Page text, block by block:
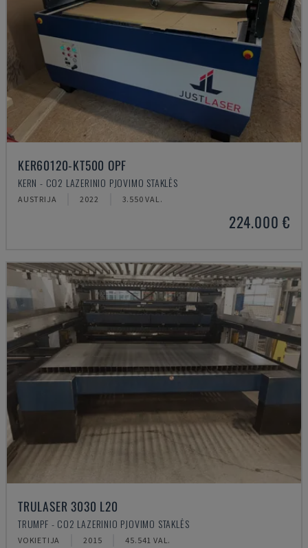
KER60120-KT500 OPF
KERN - CO2 LAZERINIO PJOVIMO STAKLĖS
AUSTRIJA 2022 3.550 VAL.
224.000 €
TRULASER 3030 L20
TRUMPF - CO2 LAZERINIO PJOVIMO STAKLĖS
VOKIETIJA 2015 45.541 VAL.